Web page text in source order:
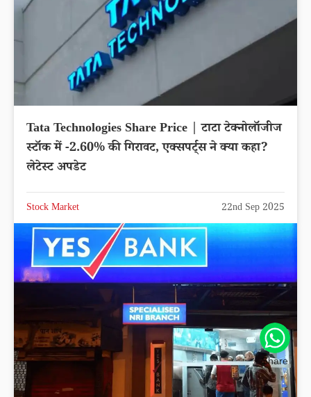
Tata Technologies Share Price | टाटा टेक्नोलॉजीज
स्टॉक में -2.60% की गिरावट, एक्सपर्ट्स ने क्या कहा?
लेटेस्ट अपडेट
Stock Market 22nd Sep 2025
Share